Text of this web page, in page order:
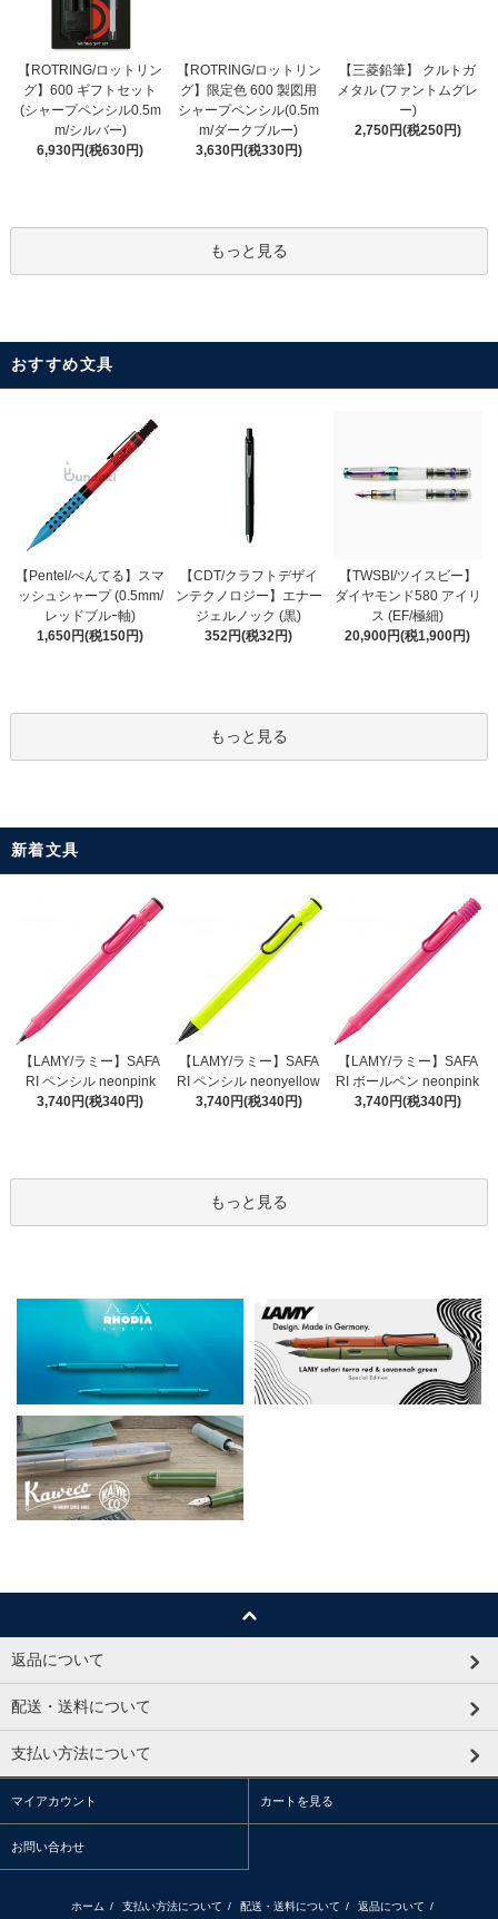
【ROTRING/ロットリン
グ】600 ギフトセット
(シャープペンシル0.5m
m/シルバー)
6,930円(税630円)
【ROTRING/ロットリン
グ】限定色 600 製図用
シャープペンシル(0.5m
m/ダークブルー)
3,630円(税330円)
【三菱鉛筆】 クルトガ
メタル (ファントムグレ
ー)
2,750円(税250円)
もっと見る
おすすめ文具
【Pentel/ぺんてる】スマ
ッシュシャープ (0.5mm/
レッドブルｰ軸)
1,650円(税150円)
【CDT/クラフトデザイ
ンテクノロジー】エナー
ジェルノック (黒)
352円(税32円)
【TWSBI/ツイスビー】
ダイヤモンド580 アイリ
ス (EF/極細)
20,900円(税1,900円)
もっと見る
新着文具
【LAMY/ラミー】SAFA
RI ペンシル neonpink
3,740円(税340円)
【LAMY/ラミー】SAFA
RI ペンシル neonyellow
3,740円(税340円)
【LAMY/ラミー】SAFA
RI ボールペン neonpink
3,740円(税340円)
もっと見る
返品について
配送・送料について
支払い方法について
マイアカウント カートを見る
お問い合わせ
ホーム / 支払い方法について / 配送・送料について / 返品について /